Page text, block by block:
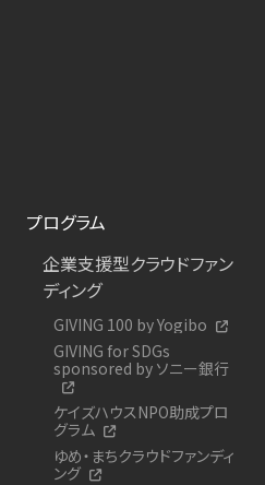
プログラム
企業支援型クラウドファン
ディング
GIVING 100 by Yogibo
GIVING for SDGs
sponsored by ソニー銀行
ケイズハウスNPO助成プロ
グラム
ゆめ・まちクラウドファンディ
ング